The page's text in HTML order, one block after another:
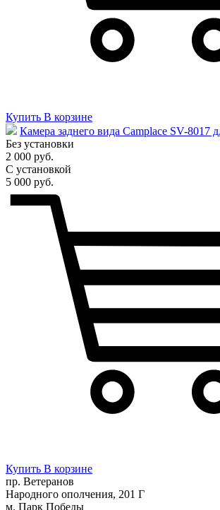
Купить В корзине
Камера заднего вида Camplace SV-8017
Без установки
2 000 руб.
С установкой
5 000 руб.
Купить В корзине
пр. Ветеранов
Народного ополчения, 201 Г
м. Парк Победы